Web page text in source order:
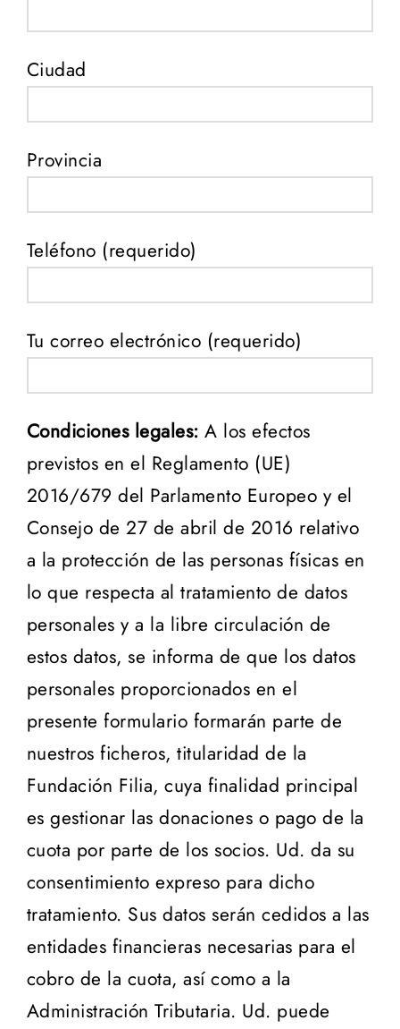
Ciudad
Provincia
Teléfono (requerido)
Tu correo electrónico (requerido)
Condiciones legales: A los efectos
previstos en el Reglamento (UE)
2016/679 del Parlamento Europeo y el
Consejo de 27 de abril de 2016 relativo
a la protección de las personas físicas en
lo que respecta al tratamiento de datos
personales y a la libre circulación de
estos datos, se informa de que los datos
personales proporcionados en el
presente formulario formarán parte de
nuestros ficheros, titularidad de la
Fundación Filia, cuya finalidad principal
es gestionar las donaciones o pago de la
cuota por parte de los socios. Ud. da su
consentimiento expreso para dicho
tratamiento. Sus datos serán cedidos a las
entidades financieras necesarias para el
cobro de la cuota, así como a la
Administración Tributaria. Ud. puede